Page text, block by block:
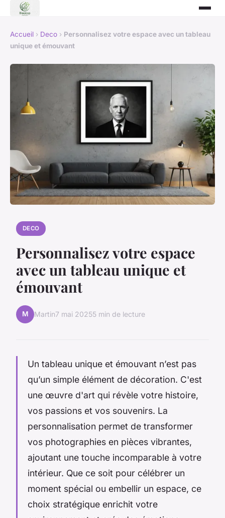
Accueil › Deco › Personnalisez votre espace avec un tableau
unique et émouvant
DECO
Personnalisez votre espace
avec un tableau unique et
émouvant
M Martin7 mai 20255 min de lecture
Un tableau unique et émouvant n’est pas
qu’un simple élément de décoration. C'est
une œuvre d'art qui révèle votre histoire,
vos passions et vos souvenirs. La
personnalisation permet de transformer
vos photographies en pièces vibrantes,
ajoutant une touche incomparable à votre
intérieur. Que ce soit pour célébrer un
moment spécial ou embellir un espace, ce
choix stratégique enrichit votre